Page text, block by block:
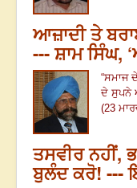
ਆਜ਼ਾਦੀ ਤੇ
--- ਸ਼ਾਮ ਸਿੰਘ,
“ਸਮਾਜ
ਦੇ ਸੁਪਨੇ
(23
ਤਸਵੀਰ ਨਹੀਂ,
ਬੁਲੰਦ ਕਰੋ! ---